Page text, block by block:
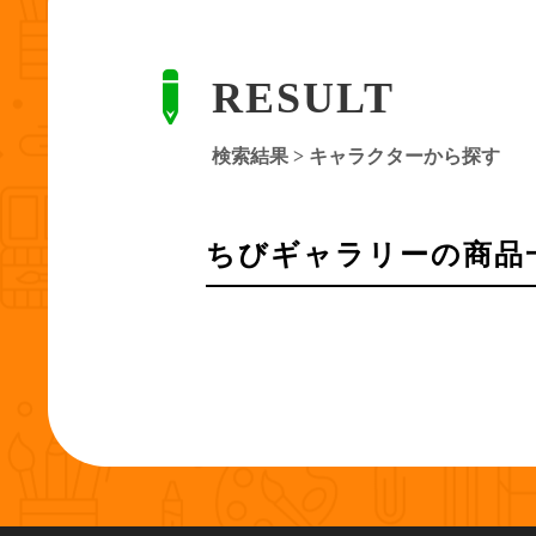
RESULT
検索結果 > キャラクターから探す
ちびギャラリーの商品